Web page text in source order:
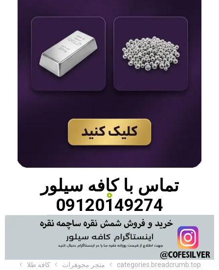
تماس باکافه سیلور
09120149274
categories.breadcrumb.top متجر مجوهرات
کافه طلا